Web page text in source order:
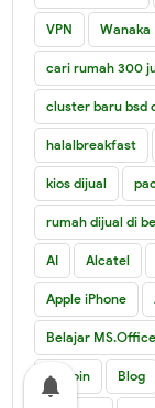
VPN Wanaka
cari rumah 300
cluster baru bsd
halalbreakfast
kios dijual
rumah dijual di
AI Alcatel
Apple iPhone
Belajar MS.Office
Bitcoin Blog
notifications